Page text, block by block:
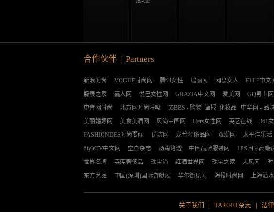
合作伙伴 | Partners
新浪时尚 VOGUE时尚网 腾讯女性 瑞丽网 网易女人 ELLE中文
腕表之家
嘉人网 悦己女性网 GRAZIA中文网 爱美网 GQ男士网
中青网时尚
北方网时尚呼吸 55BBS - 购物 画报 化妆品 中华网 - 品
美丽婚嫁网
美食美酒网 风尚中国网 Hers女性网 英艺在线 361
FASHIONDES时尚要闻
优坊网 龙兮奢侈品网 观潮网 太平洋乐活
StyleTV中文网
空白杂志 汤森路透 中国品牌服装网 LPS国际高端
世界名牌
寺库奢侈品 珠宝尚 红酒世界网 珠宝之家 大风网
东方艺品
中国(深圳)国际游艇展 华尔街见闻 海报时尚网 上海潜
关于我们 | TARGET杂志| 法